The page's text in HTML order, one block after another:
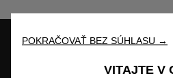
Skladové
POKRAČOVAŤ BEZ SÚHLASU →
VITAJTE V